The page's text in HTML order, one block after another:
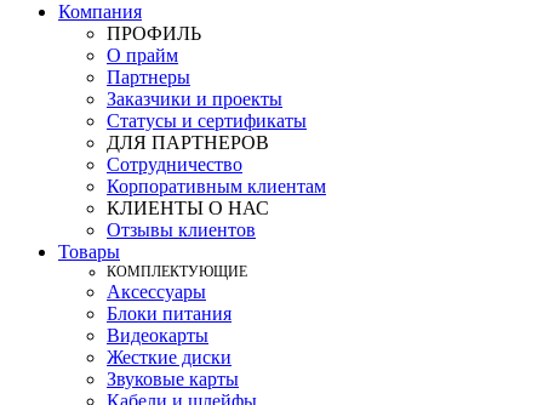
Компания
ПРОФИЛЬ
О прайм
Партнеры
Заказчики и проекты
Статусы и сертификаты
ДЛЯ ПАРТНЕРОВ
Сотрудничество
Корпоративным клиентам
КЛИЕНТЫ О НАС
Отзывы клиентов
Товары
КOМПЛЕКТУЮЩИЕ
Аксессуары
Блоки питания
Видеокарты
Жесткие диски
Звуковые карты
Кабели и шлейфы